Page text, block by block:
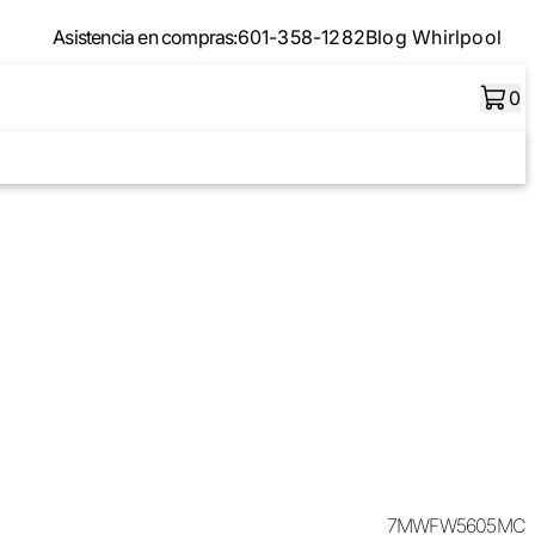
Asistencia en compras:601-358-1282Blog Whirlpool
0
7MWFW5605MC